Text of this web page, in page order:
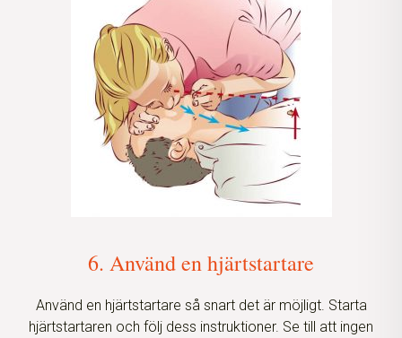
6. Använd en hjärtstartare
Använd en hjärtstartare så snart det är möjligt. Starta
hjärtstartaren och följ dess instruktioner. Se till att ingen